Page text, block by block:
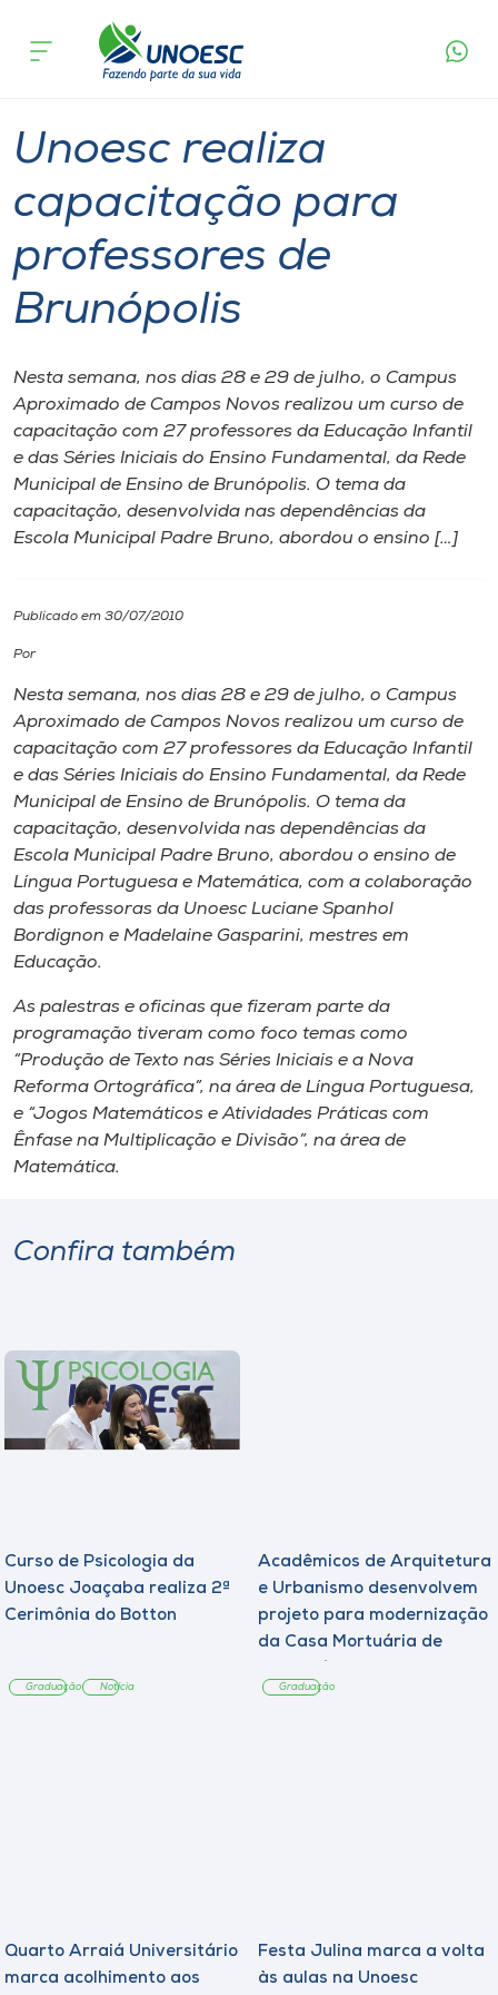
Cursos
Atendimento ao Estudante
Portal de Ensino
A
Unoesc
Internacionalização
I.nova
Diplomados
CPA
Biblioteca
Editora
Rádio
Museu
Unoesc
Store
A-
acontece
Unoesc realiza
capacitação para
professores de
Brunópolis
Nesta semana, nos dias 28 e 29 de julho, o Campus
Aproximado de Campos Novos realizou um curso de
capacitação com 27 professores da Educação Infantil
e das Séries Iniciais do Ensino Fundamental, da Rede
Municipal de Ensino de Brunópolis. O tema da
capacitação, desenvolvida nas dependências da
Escola Municipal Padre Bruno, abordou o ensino […]
Publicado em 30/07/2010
Por
Nesta semana, nos dias 28 e 29 de julho, o Campus
Aproximado de Campos Novos realizou um curso de
capacitação com 27 professores da Educação Infantil
e das Séries Iniciais do Ensino Fundamental, da Rede
Municipal de Ensino de Brunópolis. O tema da
capacitação, desenvolvida nas dependências da
Escola Municipal Padre Bruno, abordou o ensino de
Língua Portuguesa e Matemática, com a colaboração
das professoras da Unoesc Luciane Spanhol
Bordignon e Madelaine Gasparini, mestres em
Educação.
As palestras e oficinas que fizeram parte da
programação tiveram como foco temas como
“Produção de Texto nas Séries Iniciais e a Nova
Reforma Ortográfica”, na área de Língua Portuguesa,
e “Jogos Matemáticos e Atividades Práticas com
Ênfase na Multiplicação e Divisão”, na área de
Matemática.
Confira também
Curso de Psicologia da
Unoesc Joaçaba realiza 2ª
Cerimônia do Botton
Graduação Notícia
Acadêmicos de Arquitetura
e Urbanismo desenvolvem
projeto para modernização
da Casa Mortuária de
Graduação
Quarto Arraiá Universitário
marca acolhimento aos
Festa Julina marca a volta
às aulas na Unoesc